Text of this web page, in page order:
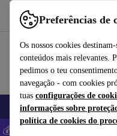
Preferências de
Os nossos cookies
conteúdos mais relevantes.
pedimos o teu
navegação - com cookies
tuas configurações de
informações sobre
política de cookies do
Use o refurbed de forma
Telemóveis Computadores
💰 Poupa MAIS -5% em